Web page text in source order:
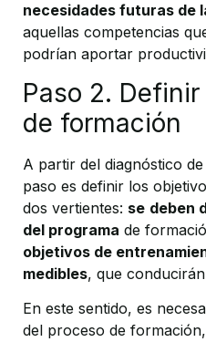
necesidades futuras de
aquellas competencias
podrían aportar
Paso 2.
de formación
A partir del diagnóstico
paso es definir los
dos vertientes: se deben
del programa de
objetivos de
medibles, que
En este sentido, es
del proceso de